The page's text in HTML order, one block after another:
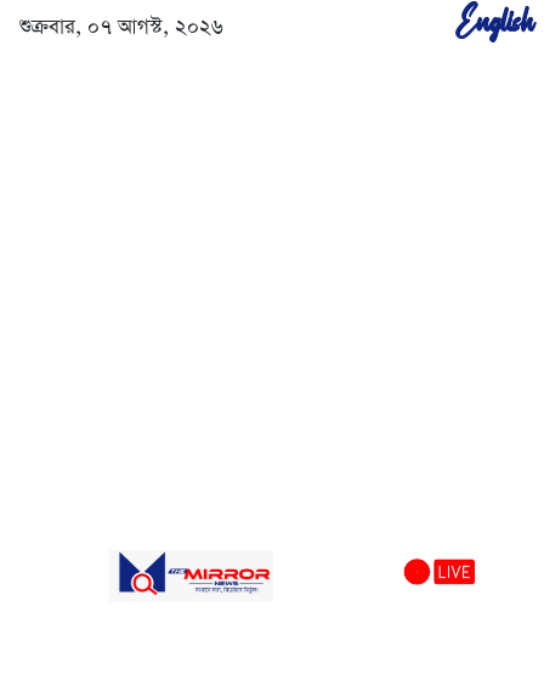
শুক্রবার, ০৭ আগস্ট, ২০২৬ English